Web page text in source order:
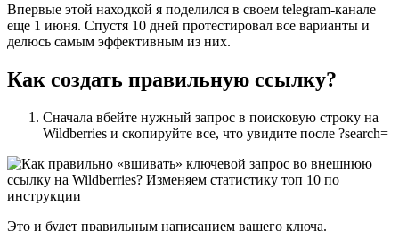
Впервые этой находкой я поделился в своем telegram-канале
еще 1 июня. Спустя 10 дней протестировал все варианты и
делюсь самым эффективным из них.
Как создать правильную ссылку?
Сначала вбейте нужный запрос в поисковую строку на
Wildberries и скопируйте все, что увидите после ?search=
Это и будет правильным написанием вашего ключа.